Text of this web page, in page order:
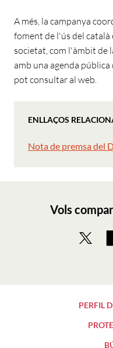
A més, la campanya
foment de l'ús del català
societat, com l'àmbit de
amb una agenda
pot consultar al web.
ENLLAÇOS
Nota de premsa del
Vols
PERFIL